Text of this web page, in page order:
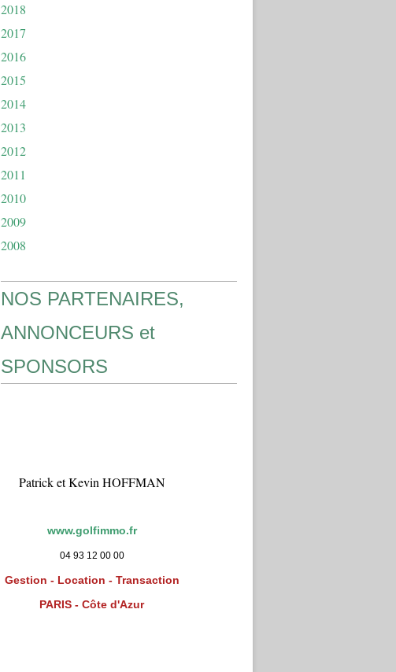
2018
2017
2016
2015
2014
2013
2012
2011
2010
2009
2008
NOS PARTENAIRES,
ANNONCEURS et
SPONSORS
Patrick et Kevin HOFFMAN
www.golfimmo.fr
04 93 12 00 00
Gestion - Location - Transaction
PARIS - Côte d'Azur